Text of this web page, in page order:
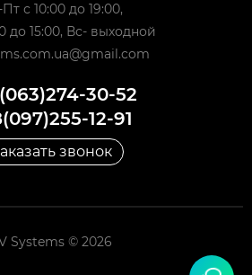
с 10:00 до 19:00,
до 15:00, Вс- выходной
30-52
12-91
звонок
Systems © 2026